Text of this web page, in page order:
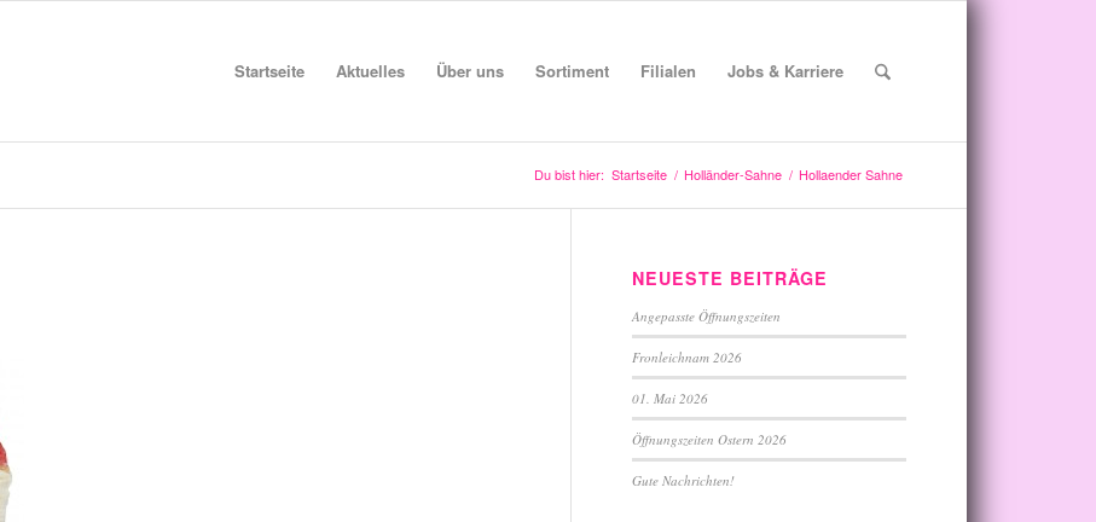
Startseite Aktuelles Über uns Sortiment Filialen Jobs & Karriere
Du bist hier: Startseite / Holländer-Sahne / Hollaender Sahne
NEUESTE BEITRÄGE
Angepasste Öffnungszeiten
Fronleichnam 2026
01. Mai 2026
Öffnungszeiten Ostern 2026
Gute Nachrichten!